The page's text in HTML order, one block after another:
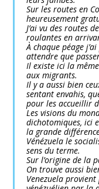
Sur les routes en
heureusement
J’ai vu des routes
roulantes en
À chaque péage
attendre que
Il existe ici la
aux migrants.
Il y a aussi bien
sentant envahis,
pour les accueillir
Les visions du
dichotomiques, ici
la grande
Vénézuela le
sens du terme.
Sur l’origine de la
On trouve aussi
Venezuela